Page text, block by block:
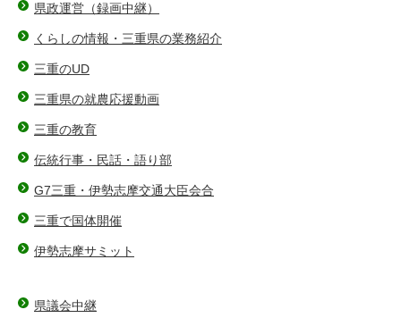
県政運営（録画中継）
くらしの情報・三重県の業務紹介
三重のUD
三重県の就農応援動画
三重の教育
伝統行事・民話・語り部
G7三重・伊勢志摩交通大臣会合
三重で国体開催
伊勢志摩サミット
県議会中継